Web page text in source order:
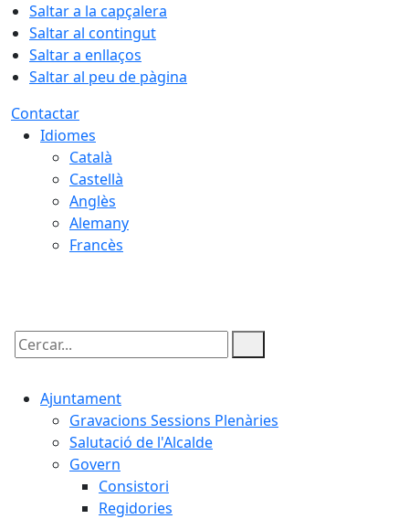
Saltar a la capçalera
Saltar al contingut
Saltar a enllaços
Saltar al peu de pàgina
Contactar
Idiomes
Català
Castellà
Anglès
Alemany
Francès
Cercar:
Ajuntament
Gravacions Sessions Plenàries
Salutació de l'Alcalde
Govern
Consistori
Regidories